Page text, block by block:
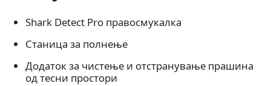
Shark Detect Pro правосмукалка
Станица за полнење
Додаток за чистење и отстранување прашина
од тесни простори